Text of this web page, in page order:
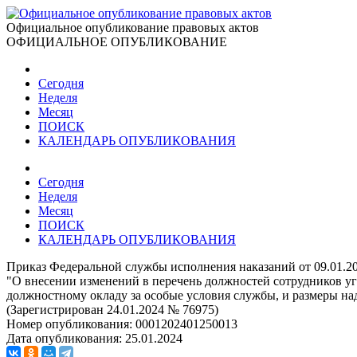
Официальное опубликование правовых актов
ОФИЦИАЛЬНОЕ ОПУБЛИКОВАНИЕ
Сегодня
Неделя
Месяц
ПОИСК
КАЛЕНДАРЬ ОПУБЛИКОВАНИЯ
Сегодня
Неделя
Месяц
ПОИСК
КАЛЕНДАРЬ ОПУБЛИКОВАНИЯ
Приказ Федеральной службы исполнения наказаний от
"О внесении изменений в перечень должностей сотрудников
должностному окладу за особые условия службы, и размеры
(Зарегистрирован 24.01.2024 № 76975)
Номер опубликования: 0001202401250013
Дата опубликования: 25.01.2024